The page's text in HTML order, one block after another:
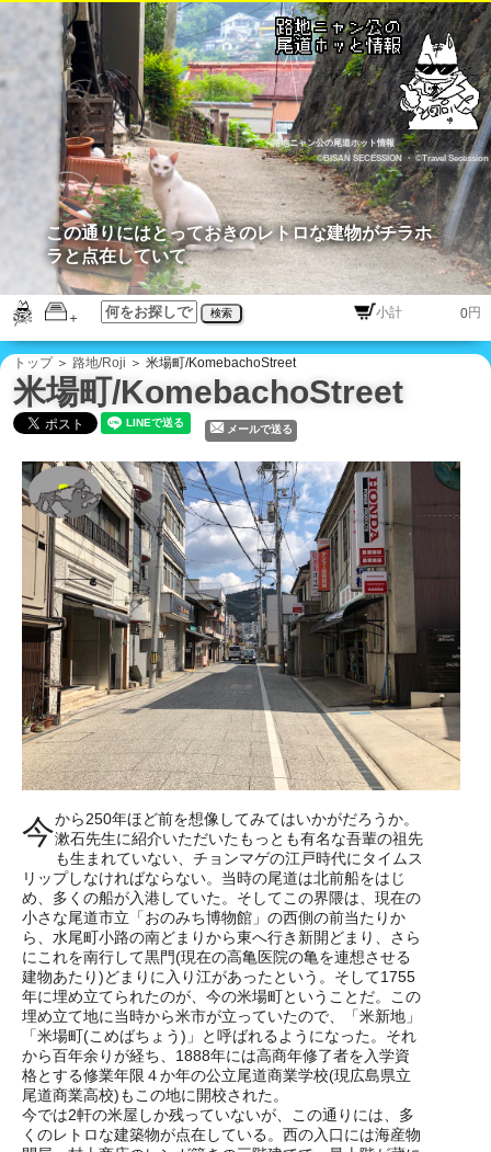
路地ニャン公の尾道ホット情報
©BISAN SECESSION
・©Travel Secession
検索 円
この通りにはとっておきのレトロな建物がチラホ
ラと点在していて
トップ＞ 路地/Roji ＞ 米場町/KomebachoStreet
米場町/KomebachoStreet
メールで送る
今から250年ほど前を想像してみてはいかがだろうか。
漱石先生に紹介いただいたもっとも有名な吾輩の祖先
も生まれていない、チョンマゲの江戸時代にタイムス
リップしなければならない。当時の尾道は北前船をはじ
め、多くの船が入港していた。そしてこの界隈は、現在の
小さな尾道市立「おのみち博物館」の西側の前当たりか
ら、水尾町小路の南どまりから東へ行き新開どまり、さら
にこれを南行して黒門(現在の高亀医院の亀を連想させる
建物あたり)どまりに入り江があったという。そして1755
年に埋め立てられたのが、今の米場町ということだ。この
埋め立て地に当時から米市が立っていたので、「米新地」
「米場町(こめばちょう)」と呼ばれるようになった。それ
から百年余りが経ち、1888年には高商年修了者を入学資
格とする修業年限４か年の公立尾道商業学校(現広島県立
尾道商業高校)もこの地に開校された。
今では2軒の米屋しか残っていないが、この通りには、多
くのレトロな建築物が点在している。西の入口には海産物